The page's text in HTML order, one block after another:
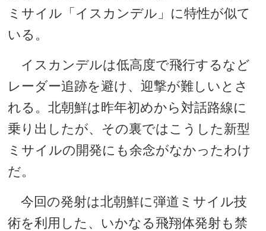
ミサイル「イスカンデル」に特性が似て
いる。
イスカンデルは低高度で飛行するなど
レーダー追跡を避け、迎撃が難しいとさ
れる。北朝鮮は昨年初めから対話路線に
乗り出したが、その裏ではこうした新型
ミサイルの開発にも余念がなかったわけ
だ。
今回の発射は北朝鮮に弾道ミサイル技
術を利用した、いかなる飛翔体発射も禁